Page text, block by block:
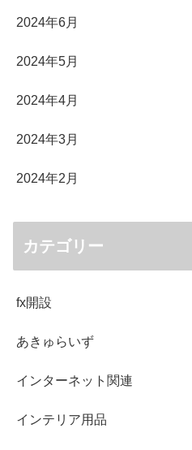
2024年6月
2024年5月
2024年4月
2024年3月
2024年2月
カテゴリー
fx開設
あきゅらいず
インターネット関連
インテリア用品